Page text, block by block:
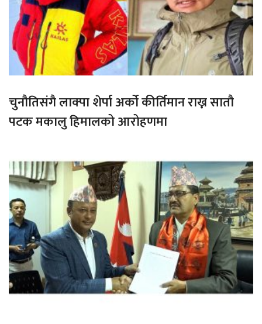
चुनौतिसंगै लाक्पा शेर्पा अर्को कीर्तिमान राख्न सातौ
पटक मकालु हिमालको आरोहणमा